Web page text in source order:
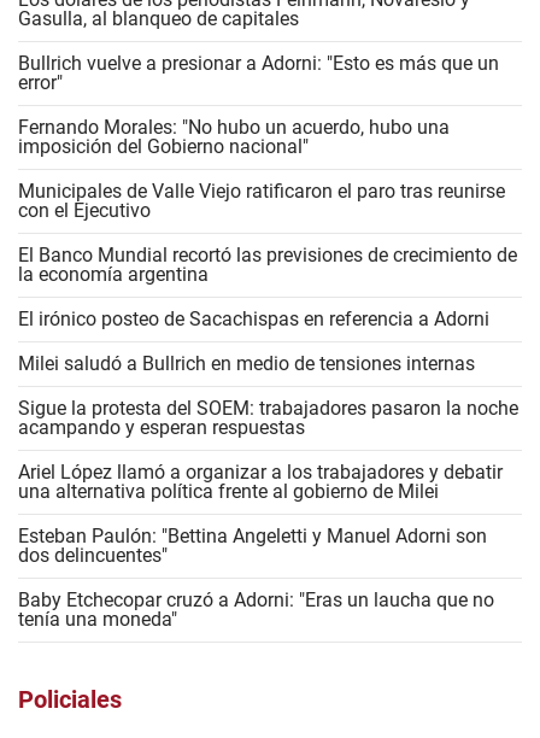
Gasulla, al blanqueo de capitales
Bullrich vuelve a presionar a Adorni: "Esto es más que un
error"
Fernando Morales: "No hubo un acuerdo, hubo una
imposición del Gobierno nacional"
Municipales de Valle Viejo ratificaron el paro tras reunirse
con el Ejecutivo
El Banco Mundial recortó las previsiones de crecimiento de
la economía argentina
El irónico posteo de Sacachispas en referencia a Adorni
Milei saludó a Bullrich en medio de tensiones internas
Sigue la protesta del SOEM: trabajadores pasaron la noche
acampando y esperan respuestas
Ariel López llamó a organizar a los trabajadores y debatir
una alternativa política frente al gobierno de Milei
Esteban Paulón: "Bettina Angeletti y Manuel Adorni son
dos delincuentes"
Baby Etchecopar cruzó a Adorni: "Eras un laucha que no
tenía una moneda"
Policiales